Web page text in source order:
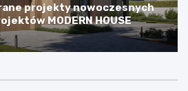
projekty nowoczesnych
MODERN HOUSE